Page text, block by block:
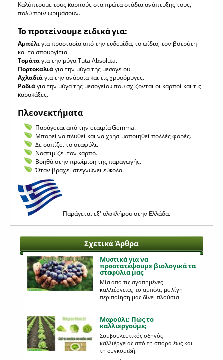
Καλύπτουμε τους καρπούς στα πρώτα στάδια ανάπτυξης τους,
πολύ πριν ωριμάσουν.
Το προτείνουμε ειδικά για:
Αμπέλιγια προστασία από την ευδεμίδα, το ωίδιο, τον βοτρύτη
και τα σπουργίτια.
Τομάταγια την μύγα Tuta Absoluta.
Πορτοκαλιάγια την μύγα της μεσογείου.
Αχλαδιάγια την ανάρσια και τις χρυσόμυγες.
Ροδιάγια την μύγα της μεσογείου που σχίζονται οι καρποί και τις
καρακάξες.
Πλεονεκτήματα
Παράγεται από την εταιρία Gemma.
Μπορεί να πλυθεί και να χρησιμοποιηθεί πολλές φορές.
Δε σαπίζει το σταφύλι.
Νοστιμίζει τον καρπό.
Βοηθά στην πρωίμιση της παραγωγής.
Όταν βραχεί στεγνώνει εύκολα.
Παράγεται εξ' ολοκλήρου στην Ελλάδα.
Σχετικά Άρθρα
Μυστικά για να
προστατέψουμε βιολογικά τα
σταφύλια μας
Μία από τις αγαπημένες
καλλιέργειες, το αμπέλι, με λίγη
περιποίηση μας δίνει πλούσια
παραγωγή!
Περισσότερα...
Μαρούλι: Πώς το
καλλιεργούμε;
Συμβουλευτικός οδηγός
καλλιέργειας από τη σπορά έως και
τη συγκομιδή!